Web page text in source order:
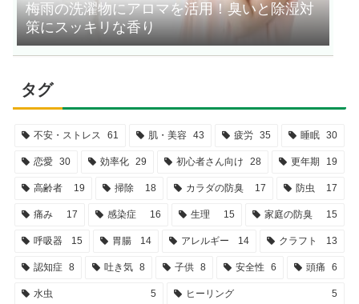
梅雨の洗濯物にアロマを活用！臭いと除湿対
策にスッキリな香り
タグ
不安・ストレス 61 肌・美容 43 疲労 35 睡眠 30
恋愛 30 効率化 29 初心者さん向け 28 更年期 19
高齢者 19 掃除 18 カラダの防臭 17 防虫 17
痛み 17 感染症 16 生理 15 家庭の防臭 15
呼吸器 15 胃腸 14 アレルギー 14 クラフト 13
認知症 8 吐き気 8 子供 8 安全性 6 頭痛 6
水虫 5 ヒーリング 5